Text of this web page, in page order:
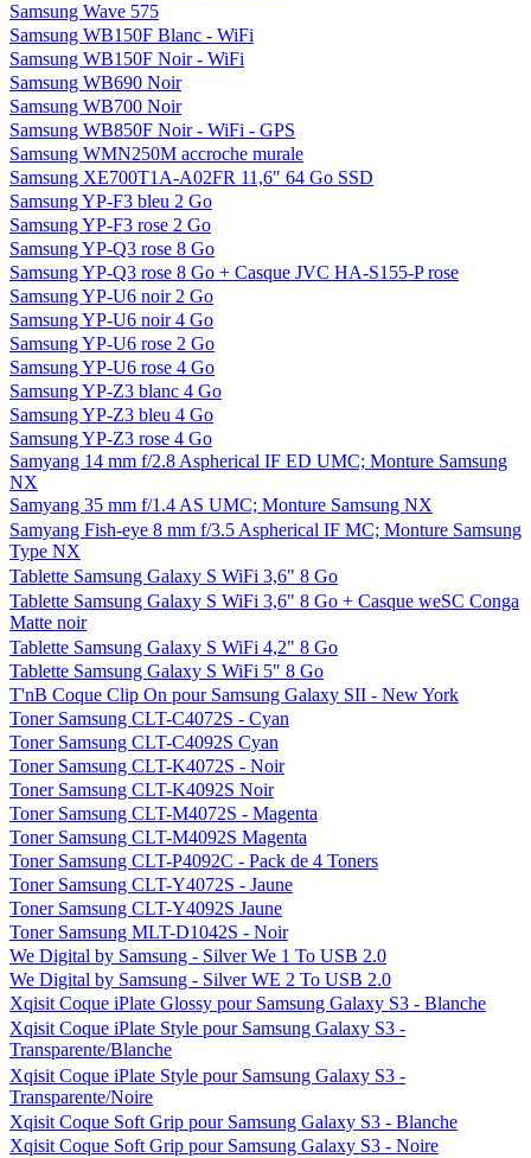
Samsung Wave 575
Samsung WB150F Blanc - WiFi
Samsung WB150F Noir - WiFi
Samsung WB690 Noir
Samsung WB700 Noir
Samsung WB850F Noir - WiFi - GPS
Samsung WMN250M accroche murale
Samsung XE700T1A-A02FR 11,6" 64 Go SSD
Samsung YP-F3 bleu 2 Go
Samsung YP-F3 rose 2 Go
Samsung YP-Q3 rose 8 Go
Samsung YP-Q3 rose 8 Go + Casque JVC HA-S155-P rose
Samsung YP-U6 noir 2 Go
Samsung YP-U6 noir 4 Go
Samsung YP-U6 rose 2 Go
Samsung YP-U6 rose 4 Go
Samsung YP-Z3 blanc 4 Go
Samsung YP-Z3 bleu 4 Go
Samsung YP-Z3 rose 4 Go
Samyang 14 mm f/2.8 Aspherical IF ED UMC; Monture Samsung
NX
Samyang 35 mm f/1.4 AS UMC; Monture Samsung NX
Samyang Fish-eye 8 mm f/3.5 Aspherical IF MC; Monture Samsung
Type NX
Tablette Samsung Galaxy S WiFi 3,6" 8 Go
Tablette Samsung Galaxy S WiFi 3,6" 8 Go + Casque weSC Conga
Matte noir
Tablette Samsung Galaxy S WiFi 4,2" 8 Go
Tablette Samsung Galaxy S WiFi 5" 8 Go
T'nB Coque Clip On pour Samsung Galaxy SII - New York
Toner Samsung CLT-C4072S - Cyan
Toner Samsung CLT-C4092S Cyan
Toner Samsung CLT-K4072S - Noir
Toner Samsung CLT-K4092S Noir
Toner Samsung CLT-M4072S - Magenta
Toner Samsung CLT-M4092S Magenta
Toner Samsung CLT-P4092C - Pack de 4 Toners
Toner Samsung CLT-Y4072S - Jaune
Toner Samsung CLT-Y4092S Jaune
Toner Samsung MLT-D1042S - Noir
We Digital by Samsung - Silver We 1 To USB 2.0
We Digital by Samsung - Silver WE 2 To USB 2.0
Xqisit Coque iPlate Glossy pour Samsung Galaxy S3 - Blanche
Xqisit Coque iPlate Style pour Samsung Galaxy S3 -
Transparente/Blanche
Xqisit Coque iPlate Style pour Samsung Galaxy S3 -
Transparente/Noire
Xqisit Coque Soft Grip pour Samsung Galaxy S3 - Blanche
Xqisit Coque Soft Grip pour Samsung Galaxy S3 - Noire